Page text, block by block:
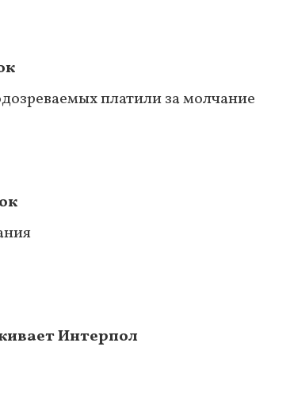
платили за молчание
Интерпол